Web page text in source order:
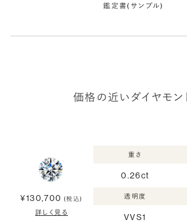
鑑定書(サンプル)
価格の近いダイヤモン
¥130,700 (税込)
詳しく見る
重さ
0.26ct
透明度
VVS1